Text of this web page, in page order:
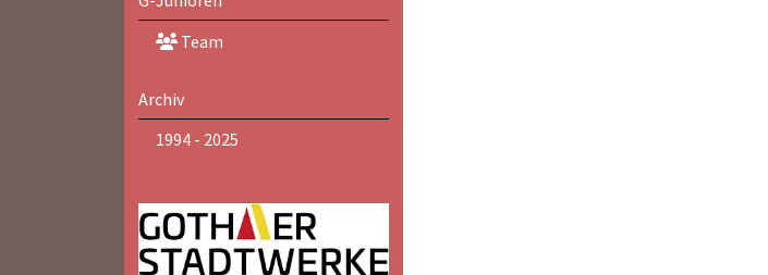
Team
Archiv
1994 - 2025